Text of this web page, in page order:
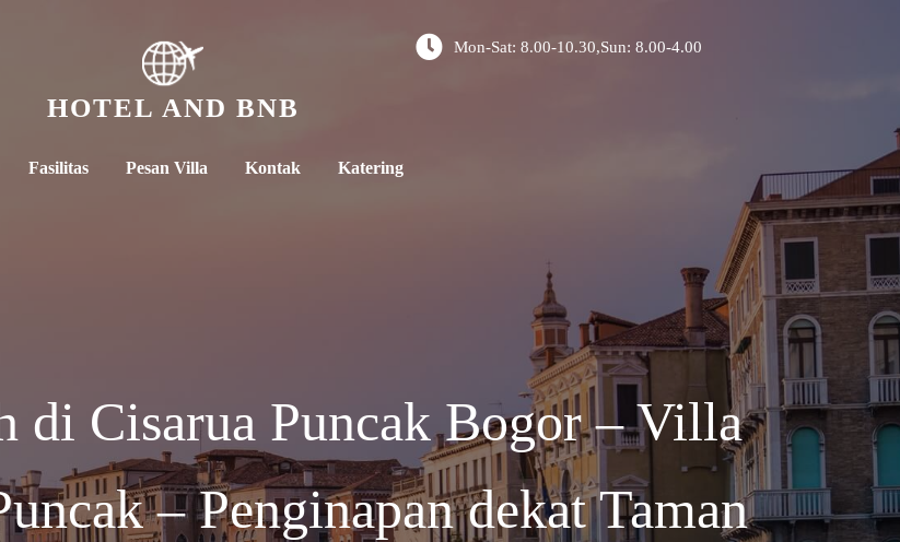
HOTEL AND BNB
Mon-Sat: 8.00-10.30,Sun: 8.00-4.00
Fasilitas Pesan Villa Kontak Katering
di Cisarua Puncak Bogor – Villa
– Penginapan dekat Taman